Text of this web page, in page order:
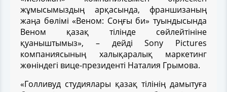
жұмысымыздың арқасында, франшизаның
жаңа бөлімі «Веном: Соңғы би» туындысында
Веном қазақ тілінде сөйлейтініне
қуаныштымыз», – дейді Sony Pictures
компаниясының халықаралық маркетинг
жөніндегі вице-президенті Наталия Грымова.
«Голливуд студиялары қазақ тілінің дамытуға